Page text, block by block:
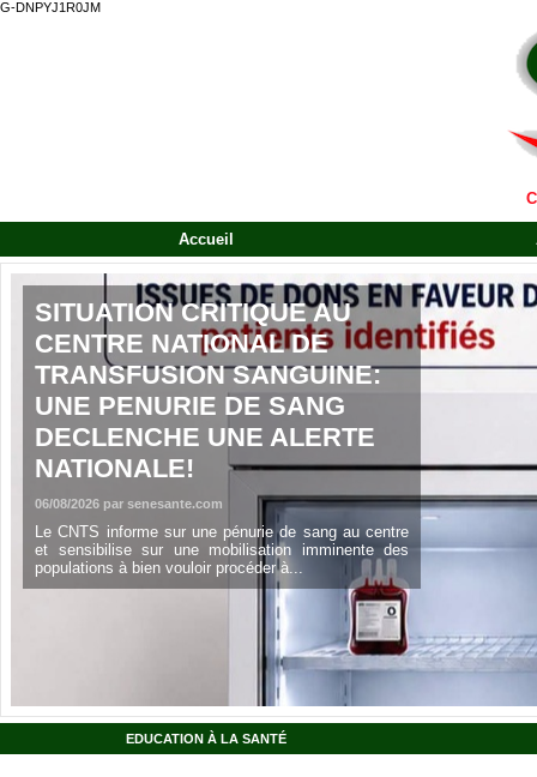
G-DNPYJ1R0JM
Accueil
SITUATION CRITIQUE AU
CENTRE NATIONAL DE
TRANSFUSION SANGUINE:
UNE PENURIE DE SANG
DECLENCHE UNE ALERTE
NATIONALE!
06/08/2026 par senesante.com
Le CNTS informe sur une pénurie de sang au centre
et sensibilise sur une mobilisation imminente des
populations à bien vouloir procéder à...
EDUCATION À LA SANTÉ